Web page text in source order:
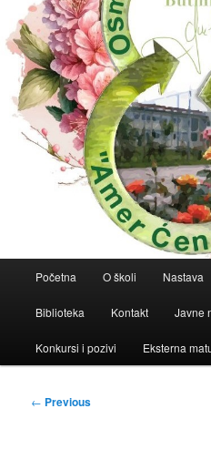
Početna O školi Nastava
Biblioteka Kontakt Javne
Konkursi i pozivi Eksterna
Post
← Previous